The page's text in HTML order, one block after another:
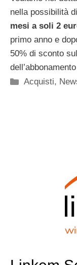
nella possibilità
mesi a soli 2
primo anno e
50% di sconto
Categorie
Acquisti,